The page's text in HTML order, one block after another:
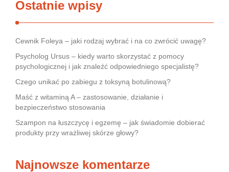
Ostatnie wpisy
Cewnik Foleya – jaki rodzaj wybrać i na co zwrócić uwagę?
Psycholog Ursus – kiedy warto skorzystać z pomocy
psychologicznej i jak znaleźć odpowiedniego specjalistę?
Czego unikać po zabiegu z toksyną botulinową?
Maść z witaminą A – zastosowanie, działanie i
bezpieczeństwo stosowania
Szampon na łuszczycę i egzemę – jak świadomie dobierać
produkty przy wrażliwej skórze głowy?
Najnowsze komentarze